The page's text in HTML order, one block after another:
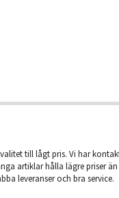
till lågt pris. Vi har
artiklar hålla lägre priser
leveranser och bra service.